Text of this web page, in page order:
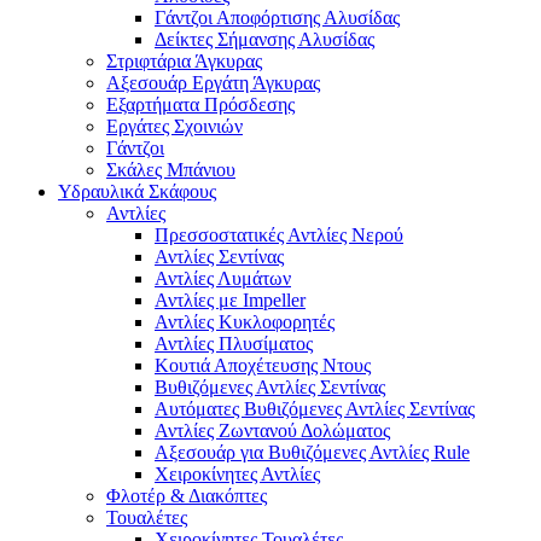
Γάντζοι Αποφόρτισης Αλυσίδας
Δείκτες Σήμανσης Αλυσίδας
Στριφτάρια Άγκυρας
Αξεσουάρ Εργάτη Άγκυρας
Εξαρτήματα Πρόσδεσης
Εργάτες Σχοινιών
Γάντζοι
Σκάλες Μπάνιου
Υδραυλικά Σκάφους
Αντλίες
Πρεσσοστατικές Αντλίες Νερού
Αντλίες Σεντίνας
Αντλίες Λυμάτων
Αντλίες με Impeller
Αντλίες Κυκλοφορητές
Αντλίες Πλυσίματος
Κουτιά Αποχέτευσης Ντους
Βυθιζόμενες Αντλίες Σεντίνας
Αυτόματες Βυθιζόμενες Αντλίες Σεντίνας
Αντλίες Ζωντανού Δολώματος
Αξεσουάρ για Βυθιζόμενες Αντλίες Rule
Χειροκίνητες Αντλίες
Φλοτέρ & Διακόπτες
Τουαλέτες